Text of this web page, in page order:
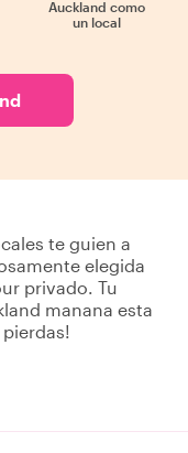
Auckland como
un local
te guien a
elegida
privado. Tu
manana esta